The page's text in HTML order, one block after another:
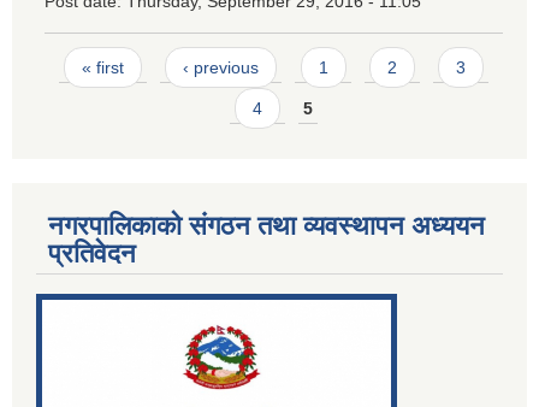
Pages
« first ‹ previous 1 2 3
4 5
नगरपालिकाको संगठन तथा व्यवस्थापन अध्ययन
प्रतिवेदन